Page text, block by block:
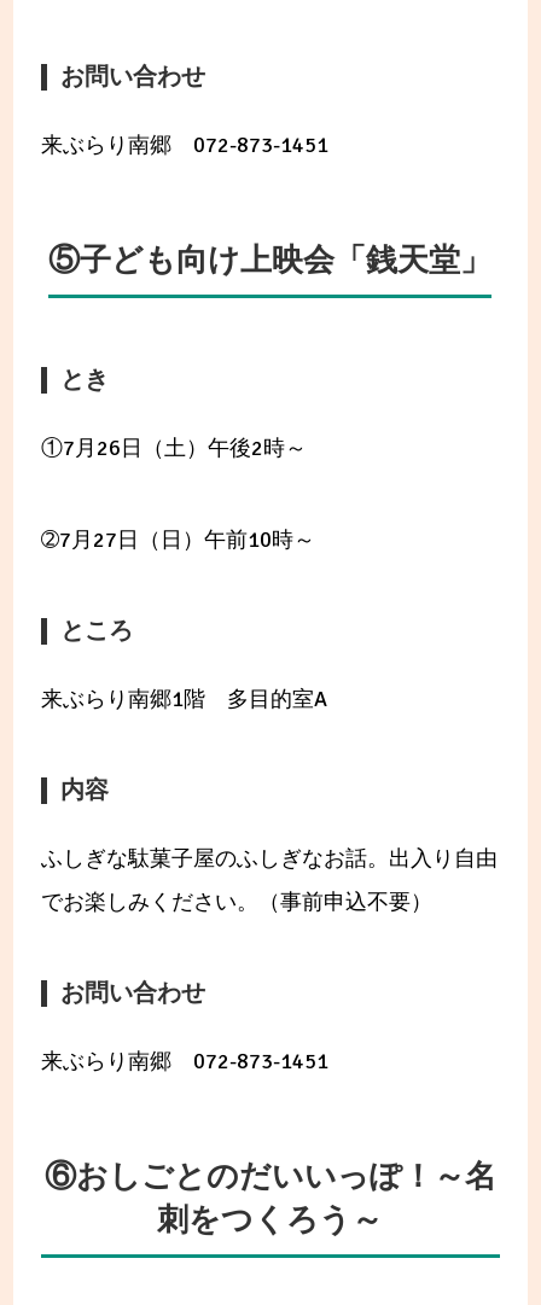
お問い合わせ
来ぶらり南郷 072-873-1451
⑤子ども向け上映会「銭天堂」
とき
①7月26日（土）午後2時～
➁7月27日（日）午前10時～
ところ
来ぶらり南郷1階 多目的室A
内容
ふしぎな駄菓子屋のふしぎなお話。出入り自由
でお楽しみください。（事前申込不要）
お問い合わせ
来ぶらり南郷 072-873-1451
⑥おしごとのだいいっぽ！～名
刺をつくろう～